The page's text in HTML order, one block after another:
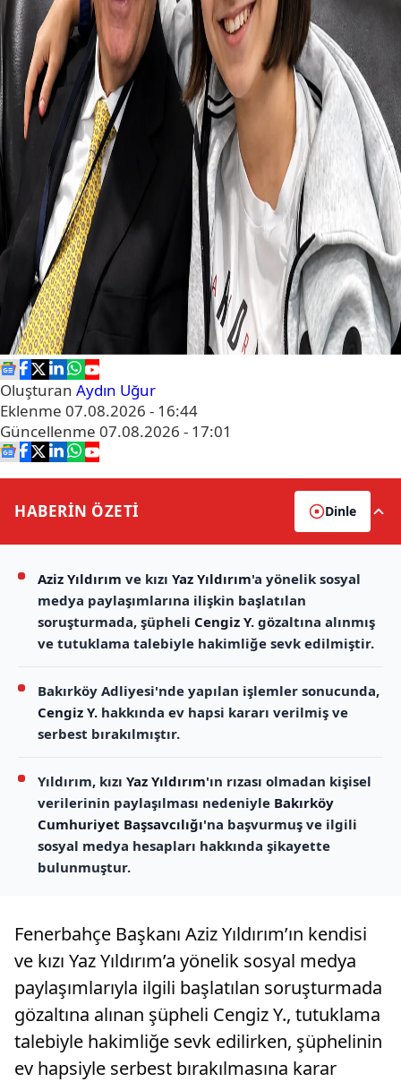
Oluşturan Aydın Uğur
Eklenme 07.08.2026 - 16:44
Güncellenme 07.08.2026 - 17:01
HABERİN ÖZETİ Dinle
Aziz Yıldırım ve kızı Yaz Yıldırım'a yönelik sosyal
medya paylaşımlarına ilişkin başlatılan
soruşturmada, şüpheli Cengiz Y. gözaltına alınmış
ve tutuklama talebiyle hakimliğe sevk edilmiştir.
Bakırköy Adliyesi'nde yapılan işlemler sonucunda,
Cengiz Y. hakkında ev hapsi kararı verilmiş ve
serbest bırakılmıştır.
Yıldırım, kızı Yaz Yıldırım'ın rızası olmadan kişisel
verilerinin paylaşılması nedeniyle Bakırköy
Cumhuriyet Başsavcılığı'na başvurmuş ve ilgili
sosyal medya hesapları hakkında şikayette
bulunmuştur.
Fenerbahçe Başkanı Aziz Yıldırım’ın kendisi
ve kızı Yaz Yıldırım’a yönelik sosyal medya
paylaşımlarıyla ilgili başlatılan soruşturmada
gözaltına alınan şüpheli Cengiz Y., tutuklama
talebiyle hakimliğe sevk edilirken, şüphelinin
ev hapsiyle serbest bırakılmasına karar